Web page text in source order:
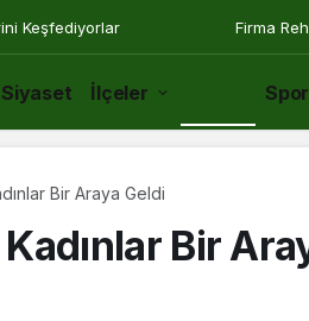
Keşfediyorlar Firma
Siyaset İlçeler Spor
Bir Araya Geldi
Bir